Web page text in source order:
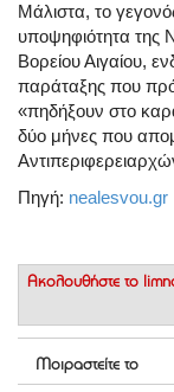
Μάλιστα, το
υποψηφιότητα της
Βορείου Αιγαίου,
παράταξης που
«πηδήξουν στο
δύο μήνες που
Πηγή: nealesvou.gr
Ακολουθήστε το
Μοιραστείτε το